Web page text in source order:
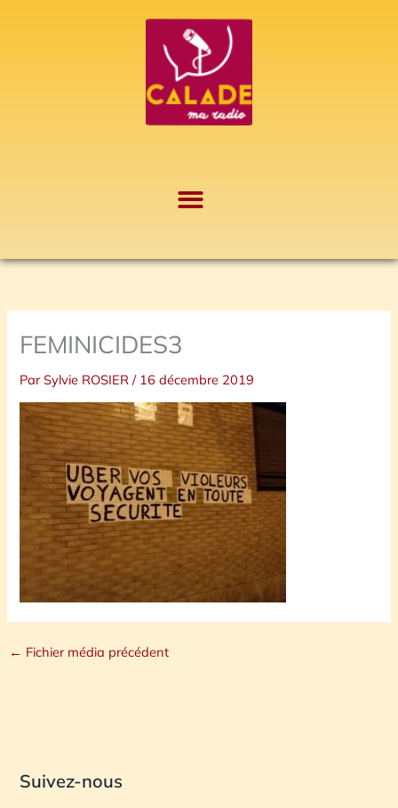
FEMINICIDES3
ParSylvie ROSIER/ 16 décembre 2019
← Fichier média précédent
Suivez-nous